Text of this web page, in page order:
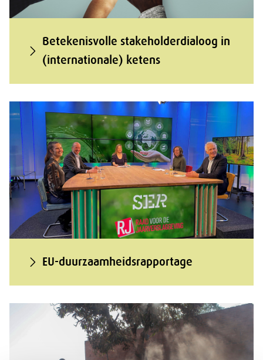
Betekenisvolle stakeholderdialoog in
(internationale) ketens
EU-duurzaamheidsrapportage